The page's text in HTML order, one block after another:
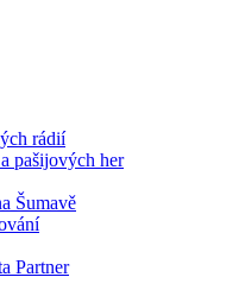
rádií
pašijových her
Šumavě
Partner